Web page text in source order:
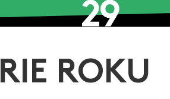
ROKU